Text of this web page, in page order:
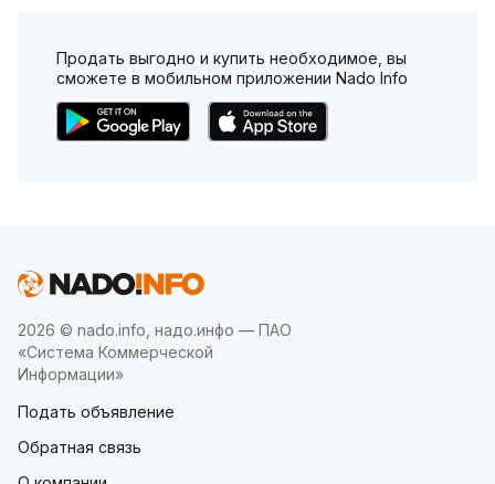
Продать выгодно и купить необходимое, вы
сможете в мобильном приложении Nado Info
2026 © nado.info, надо.инфо — ПАО
«Система Коммерческой
Информации»
Подать объявление
Обратная связь